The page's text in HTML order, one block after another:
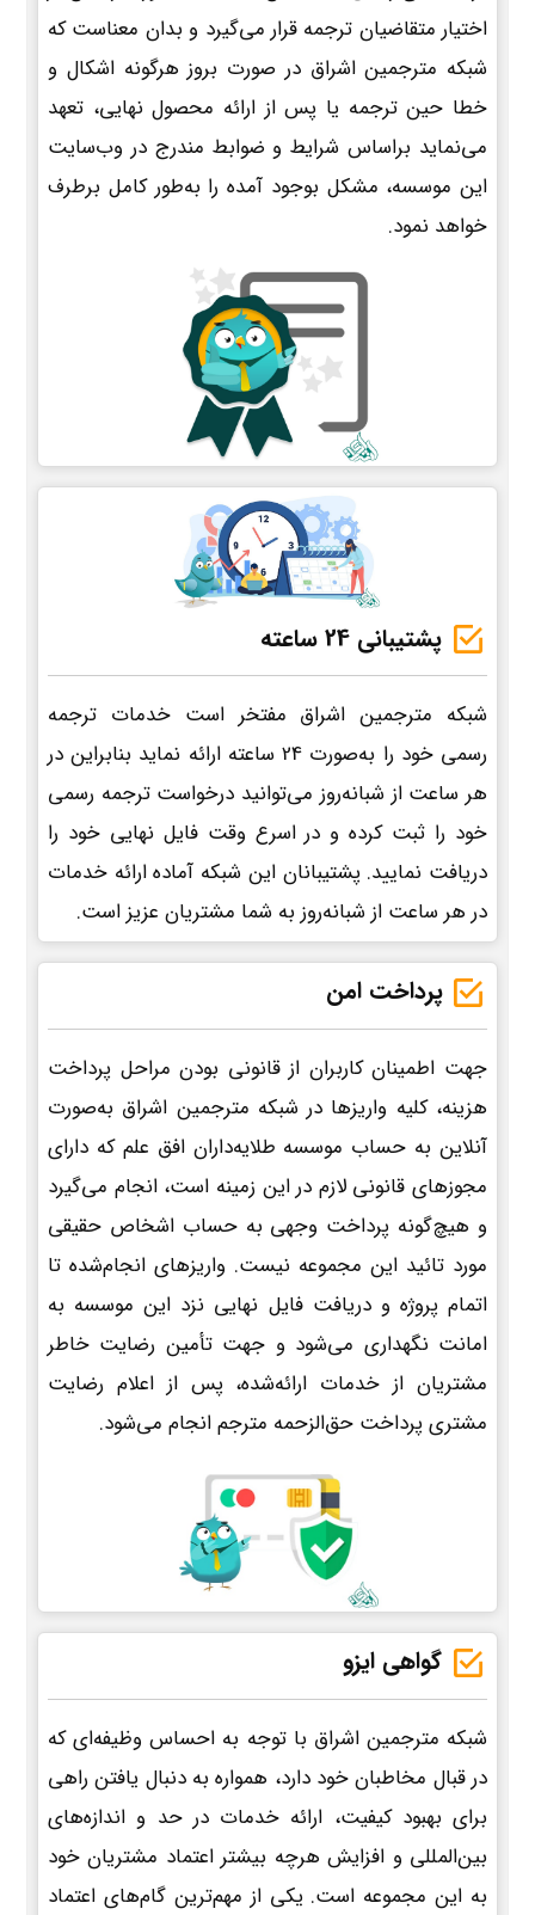
اختیار متقاضیان ترجمه قرار می‌گیرد و بدان معناست که
شبکه مترجمین اشراق در صورت بروز هرگونه اشکال و
خطا حین ترجمه یا پس از ارائه محصول نهایی، تعهد
می‌نماید براساس شرایط و ضوابط مندرج در وب‌سایت
این موسسه، مشکل بوجود آمده را به‌طور کامل برطرف
خواهد نمود.
پشتیبانی 24 ساعته
شبکه مترجمین اشراق مفتخر است خدمات ترجمه
رسمی خود را به‌صورت 24 ساعته ارائه نماید بنابراین در
هر ساعت از شبانه‌روز می‌توانید درخواست ترجمه رسمی
خود را ثبت کرده و در اسرع وقت فایل نهایی خود را
دریافت نمایید. پشتیبانان این شبکه آماده ارائه خدمات
در هر ساعت از شبانه‌روز به شما مشتریان عزیز است.
پرداخت امن
جهت اطمینان کاربران از قانونی بودن مراحل پرداخت
هزینه، کلیه واریزها در شبکه مترجمین اشراق به‌صورت
آنلاین به حساب موسسه طلایه‌داران افق علم که دارای
مجوزهای قانونی لازم در این زمینه است، انجام می‌گیرد
و هیچ‌گونه پرداخت وجهی به حساب اشخاص حقیقی
مورد تائید این مجموعه نیست. واریزهای انجام‌شده تا
اتمام پروژه و دریافت فایل نهایی نزد این موسسه به
امانت نگهداری می‌شود و جهت تأمین رضایت خاطر
مشتریان از خدمات ارائه‌شده، پس از اعلام رضایت
مشتری پرداخت حق‌الزحمه مترجم انجام می‌شود.
گواهی ایزو
شبکه مترجمین اشراق با توجه به احساس وظیفه‌ای که
در قبال مخاطبان خود دارد، همواره به دنبال یافتن راهی
برای بهبود کیفیت، ارائه خدمات در حد و اندازه‌های
بین‌المللی و افزایش هرچه بیشتر اعتماد مشتریان خود
به این مجموعه است. یکی از مهم‌ترین گام‌های اعتماد